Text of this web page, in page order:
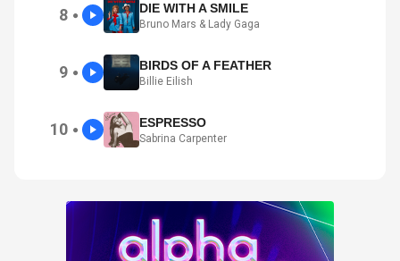
8 ● DIE WITH A SMILE
Bruno Mars & Lady Gaga
9 ● BIRDS OF A FEATHER
Billie Eilish
10 ● ESPRESSO
Sabrina Carpenter